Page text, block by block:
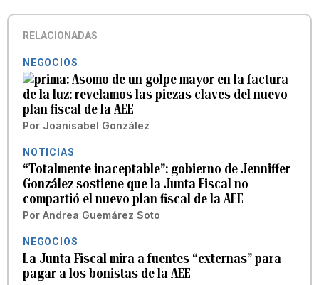
RELACIONADAS
NEGOCIOS
Asomo de un golpe mayor en la factura
de la luz: revelamos las piezas claves del nuevo
plan fiscal de la AEE
Por Joanisabel González
NOTICIAS
“Totalmente inaceptable”: gobierno de Jenniffer
González sostiene que la Junta Fiscal no
compartió el nuevo plan fiscal de la AEE
Por Andrea Guemárez Soto
NEGOCIOS
La Junta Fiscal mira a fuentes “externas” para
pagar a los bonistas de la AEE